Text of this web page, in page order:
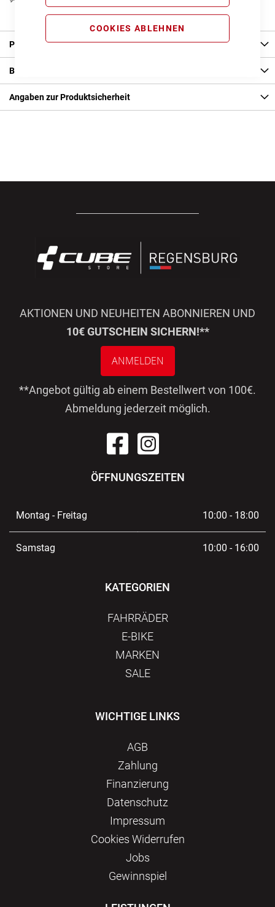
COOKIES ABLEHNEN
Produkt Details
Bewertungen
Angaben zur Produktsicherheit
AKTIONEN UND NEUHEITEN ABONNIEREN UND
10€ GUTSCHEIN SICHERN!**
ANMELDEN
**Angebot gültig ab einem Bestellwert von 100€.
Abmeldung jederzeit möglich.
ÖFFNUNGSZEITEN
Montag - Freitag 10:00 - 18:00
Samstag 10:00 - 16:00
KATEGORIEN
FAHRRÄDER
E-BIKE
MARKEN
SALE
WICHTIGE LINKS
AGB
Zahlung
Finanzierung
Datenschutz
Impressum
Сookies Widerrufen
Jobs
Gewinnspiel